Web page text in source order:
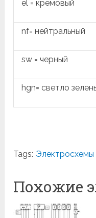
el = кремовый
nf= нейтральный
sw = черный
hgn= светло
Tags: Электросхемы
Похожие